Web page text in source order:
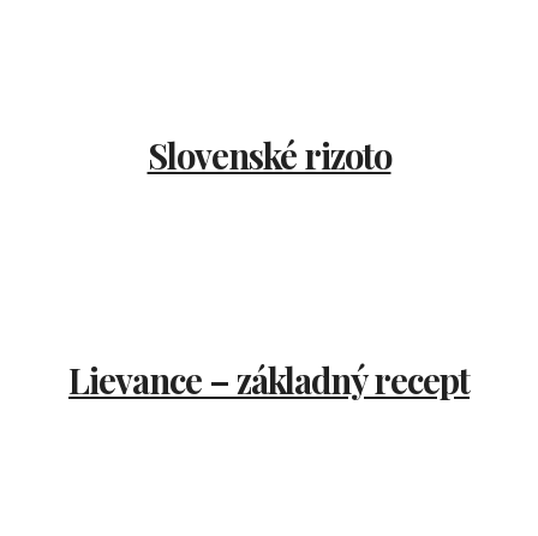
Slovenské rizoto
Lievance – základný recept